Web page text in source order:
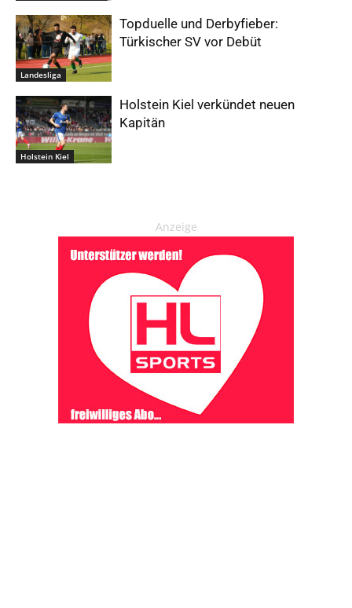
Landesliga
Topduelle und Derbyfieber:
Türkischer SV vor Debüt
Holstein Kiel
Holstein Kiel verkündet neuen
Kapitän
Anzeige